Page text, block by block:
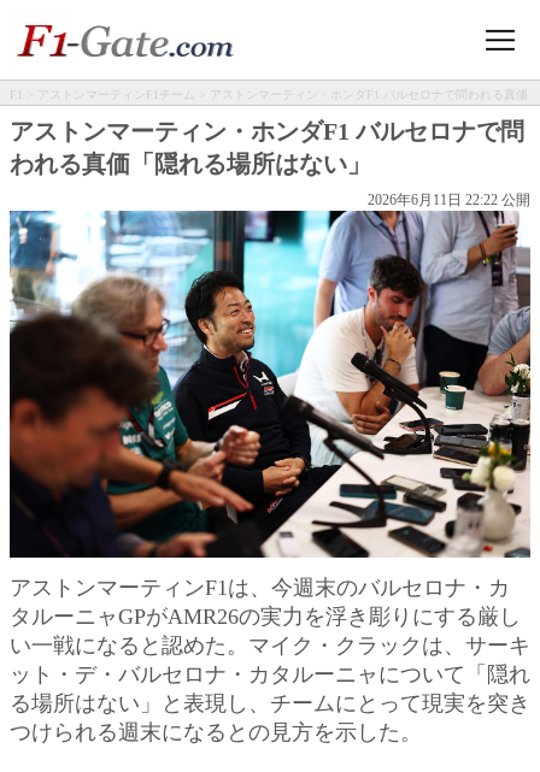
F1 > アストンマーティンF1チーム
> アストンマーティン・ホンダF1 バルセロナで問われる真価
「隠れる場所はない」
アストンマーティン・ホンダF1 バルセロナで問
われる真価「隠れる場所はない」
2026年6月11日 22:22 公開
アストンマーティンF1は、今週末のバルセロナ・カ
タルーニャGPがAMR26の実力を浮き彫りにする厳し
い一戦になると認めた。マイク・クラックは、サーキ
ット・デ・バルセロナ・カタルーニャについて「隠れ
る場所はない」と表現し、チームにとって現実を突き
つけられる週末になるとの見方を示した。